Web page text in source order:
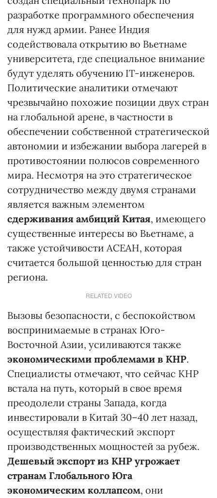
разработке программного обеспечения
для нужд армии. Ранее Индия
содействовала открытию во Вьетнаме
университета, где специальное внимание
будут уделять обучению ІТ-инженеров.
Политические аналитики отмечают
чрезвычайно похожие позиции двух стран
на глобальной арене, в частности в
обеспечении собственной стратегической
автономии и избежании выбора лагерей в
противостоянии полюсов современного
мира. Несмотря на это стратегическое
сотрудничество между двумя странами
является важным элементом
сдерживания амбиций Китая, имеющего
существенные интересы во Вьетнаме, а
также устойчивости АСЕАН, которая
считается большой ценностью для стран
региона.
RELATED VIDEO
Вызовы безопасности, с беспокойством
воспринимаемые в странах Юго-
Восточной Азии, усиливаются также
экономическими проблемами в КНР.
Специалисты отмечают, что сейчас КНР
встала на путь, который в свое время
преодолели страны Запада, когда
инвестировали в Китай 30–40 лет назад,
осуществляя фактический экспорт
производственных мощностей за рубеж.
Дешевый экспорт из КНР угрожает
странам Глобального Юга
экономическим коллапсом, они